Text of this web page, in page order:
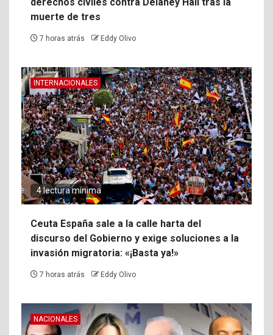
muerte de tres
7 horas atrás Eddy Olivo
INTERNACIONALES
4 lectura mínima
Ceuta España sale a la calle harta del
discurso del Gobierno y exige soluciones a la
invasión migratoria: «¡Basta ya!»
7 horas atrás Eddy Olivo
NACIONALES